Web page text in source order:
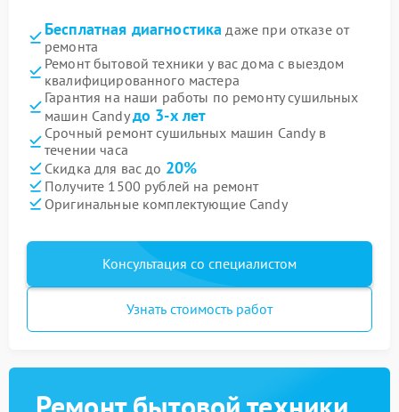
Бесплатная диагностика даже при отказе от
ремонта
Ремонт бытовой техники у вас дома с выездом
квалифицированного мастера
Гарантия на наши работы по ремонту сушильных
машин Candyдо 3-х лет
Срочный ремонт сушильных машин Candy в
течении часа
Скидка для вас до 20%
Получите 1500 рублей на ремонт
Оригинальные комплектующие Candy
Консультация со специалистом
Узнать стоимость работ